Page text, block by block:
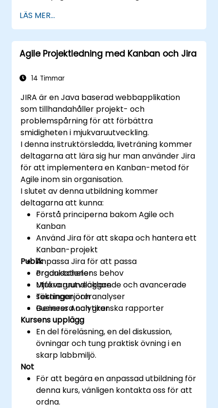
bästa praxis.
Optimerar Jira-lagringsanvändningen
och implementera
datahanteringsstrategier.
LÄS MER...
Agile Projektledning med Kanban och Jira
14 Timmar
JIRA är en Java baserad webbapplikation
som tillhandahåller projekt- och
problemspårning för att förbättra
smidigheten i mjukvaruutveckling.
I denna instruktörsledda, liveträning kommer
deltagarna att lära sig hur man använder Jira
för att implementera en Kanban-metod för
Agile inom sin organisation.
I slutet av denna utbildning kommer
deltagarna att kunna:
Förstå principerna bakom Agile och
Kanban
Använd Jira för att skapa och hantera ett
Kanban-projekt
Anpassa Jira för att passa
organisationens behov
Utföra grundläggande och avancerade
sökningar och analyser
Generera och granska rapporter
Publik
Produktchefer
Mjukvaruutvecklare
Testingenjörer
Business Analytiker
Kursens upplägg
En del föreläsning, en del diskussion,
övningar och tung praktisk övning i en
skarp labbmiljö.
Not
För att begära en anpassad utbildning för
denna kurs, vänligen kontakta oss för att
ordna.